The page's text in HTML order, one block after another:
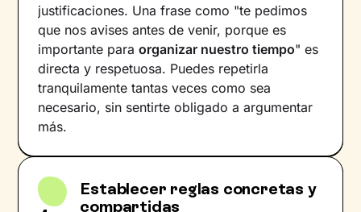
justificaciones. Una frase como "te pedimos
que nos avises antes de venir, porque es
importante paraorganizar nuestro tiempo" es
directa y respetuosa. Puedes repetirla
tranquilamente tantas veces como sea
necesario, sin sentirte obligado a argumentar
más.
Establecer reglas concretas y
compartidas